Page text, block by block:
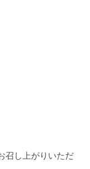
召し上がりいただ